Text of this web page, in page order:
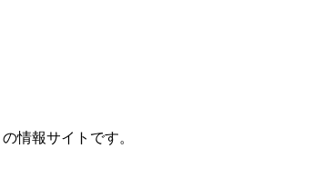
の情報サイトです。